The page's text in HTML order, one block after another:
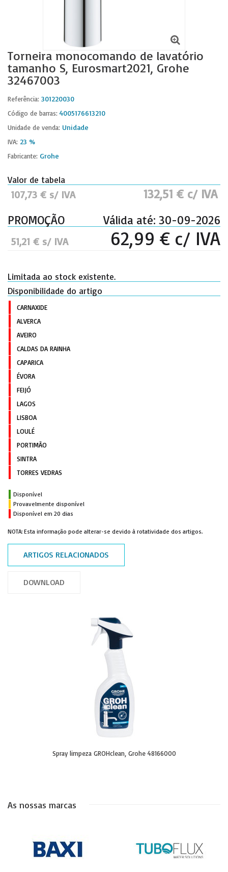
Torneira monocomando de lavatório
tamanho S, Eurosmart2021, Grohe
32467003
Referência: 301220030
Código de barras: 4005176613210
Unidade de venda: Unidade
IVA: 23 %
Fabricante: Grohe
Valor de tabela
107,73 € s/ IVA 132,51 € c/ IVA
PROMOÇÃO Válida até: 30-09-2026
51,21 € s/ IVA 62,99 € c/ IVA
Limitada ao stock existente.
Disponibilidade do artigo
CARNAXIDE
ALVERCA
AVEIRO
CALDAS DA RAINHA
CAPARICA
ÉVORA
FEIJÓ
LAGOS
LISBOA
LOULÉ
PORTIMÃO
SINTRA
TORRES VEDRAS
Disponível
Provavelmente disponível
Disponível em 20 dias
NOTA: Esta informação pode alterar-se devido à rotatividade dos artigos.
ARTIGOS RELACIONADOS
DOWNLOAD
Spray limpeza GROHclean, Grohe 48166000
As nossas marcas